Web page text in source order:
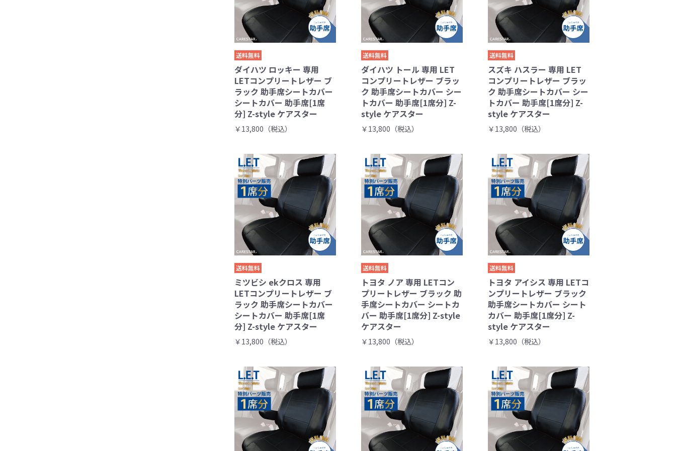
送料無料
ダイハツ ロッキー 専用
LETコンプリートレザー ブ
ラック 助手席シートカバー
シートカバー 助手席[1席
分] Z-style ケアスター
￥13,800（税込）
送料無料
ダイハツ トール 専用 LET
コンプリートレザー ブラッ
ク 助手席シートカバー シー
トカバー 助手席[1席分] Z-
style ケアスター
￥13,800（税込）
送料無料
スズキ ハスラー 専用 LET
コンプリートレザー ブラッ
ク 助手席シートカバー シー
トカバー 助手席[1席分] Z-
style ケアスター
￥13,800（税込）
送料無料
ミツビシ ekクロス 専用
LETコンプリートレザー ブ
ラック 助手席シートカバー
シートカバー 助手席[1席
分] Z-style ケアスター
￥13,800（税込）
送料無料
トヨタ ノア 専用 LETコン
プリートレザー ブラック 助
手席シートカバー シートカ
バー 助手席[1席分] Z-style
ケアスター
￥13,800（税込）
送料無料
トヨタ アイシス 専用 LETコ
ンプリートレザー ブラック
助手席シートカバー シート
カバー 助手席[1席分] Z-
style ケアスター
￥13,800（税込）